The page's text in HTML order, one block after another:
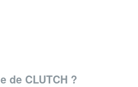
de CLUTCH ?